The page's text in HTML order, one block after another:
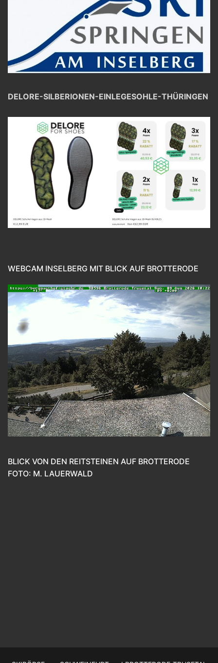
DELORE-SILBERIONEN-EINLEGESOHLE-THÜRINGEN
WEBCAM INSELBERG MIT BLICK AUF BROTTERODE
BLICK VON DEN REITSTEINEN AUF BROTTERODE
FOTO: M. LAUERWALD